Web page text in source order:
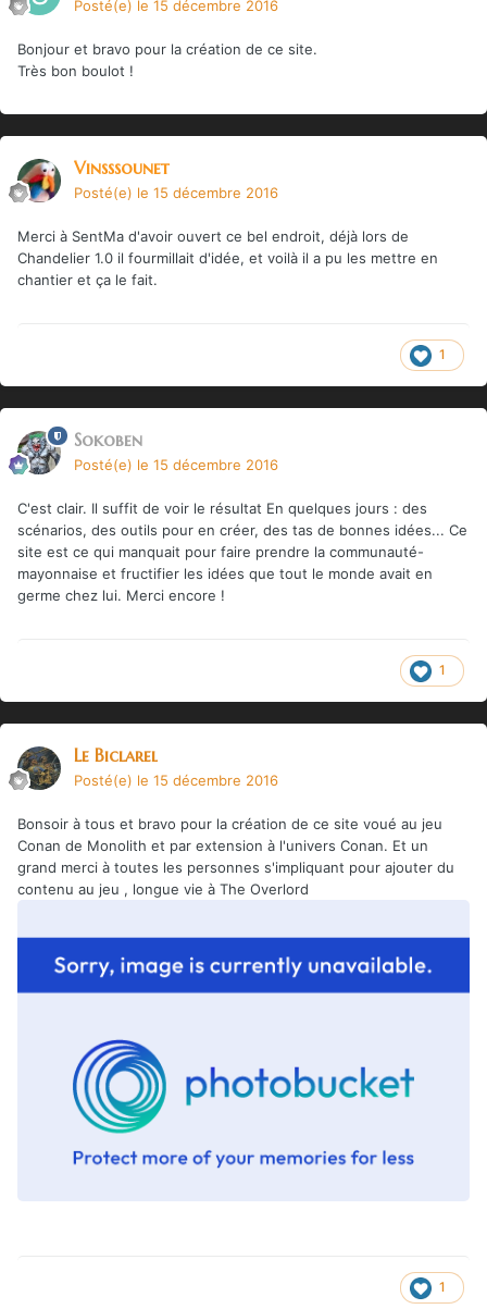
Posté(e) le 15 décembre 2016
Bonjour et bravo pour la création de ce site.
Très bon boulot !
Vinsssounet
Posté(e) le 15 décembre 2016
Merci à SentMa d'avoir ouvert ce bel endroit, déjà lors de
Chandelier 1.0 il fourmillait d'idée, et voilà il a pu les mettre en
chantier et ça le fait.
1
Sokoben
Posté(e) le 15 décembre 2016
C'est clair. Il suffit de voir le résultat En quelques jours : des
scénarios, des outils pour en créer, des tas de bonnes idées... Ce
site est ce qui manquait pour faire prendre la communauté-
mayonnaise et fructifier les idées que tout le monde avait en
germe chez lui. Merci encore !
1
Le Biclarel
Posté(e) le 15 décembre 2016
Bonsoir à tous et bravo pour la création de ce site voué au jeu
Conan de Monolith et par extension à l'univers Conan. Et un
grand merci à toutes les personnes s'impliquant pour ajouter du
contenu au jeu , longue vie à The Overlord
1